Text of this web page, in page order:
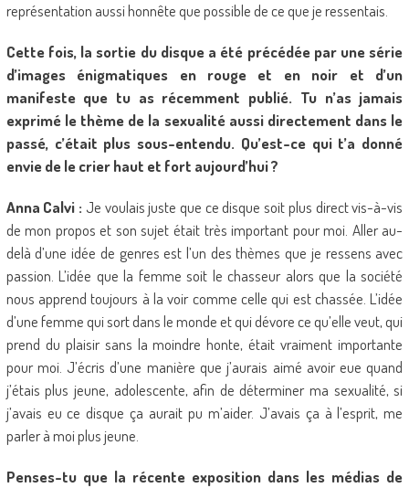
représentation aussi honnête que possible de ce que je ressentais.
Cette fois, la sortie du disque a été précédée par une série
d’images énigmatiques en rouge et en noir et d’un
manifeste que tu as récemment publié. Tu n’as jamais
exprimé le thème de la sexualité aussi directement dans le
passé, c’était plus sous-entendu. Qu’est-ce qui t’a donné
envie de le crier haut et fort aujourd’hui ?
Anna Calvi : Je voulais juste que ce disque soit plus direct vis-à-vis
de mon propos et son sujet était très important pour moi. Aller au-
delà d’une idée de genres est l’un des thèmes que je ressens avec
passion. L’idée que la femme soit le chasseur alors que la société
nous apprend toujours à la voir comme celle qui est chassée. L’idée
d’une femme qui sort dans le monde et qui dévore ce qu’elle veut, qui
prend du plaisir sans la moindre honte, était vraiment importante
pour moi. J’écris d’une manière que j’aurais aimé avoir eue quand
j’étais plus jeune, adolescente, afin de déterminer ma sexualité, si
j’avais eu ce disque ça aurait pu m’aider. J’avais ça à l’esprit, me
parler à moi plus jeune.
Penses-tu que la récente exposition dans les médias de